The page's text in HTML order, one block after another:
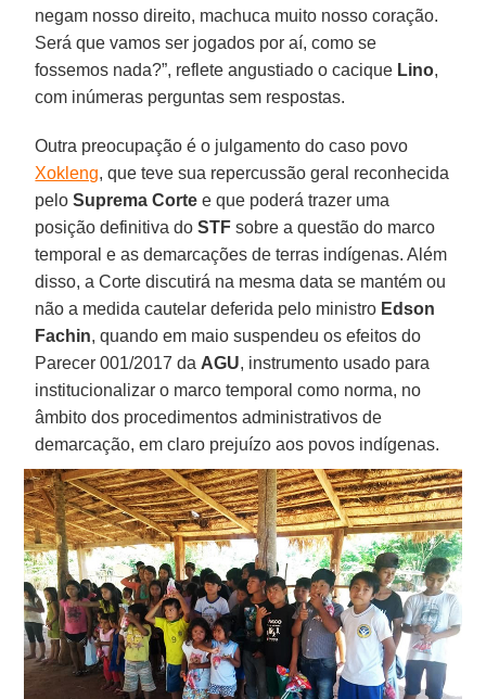
negam nosso direito, machuca muito nosso coração.
Será que vamos ser jogados por aí, como se
fossemos nada?”, reflete angustiado o cacique Lino,
com inúmeras perguntas sem respostas.
Outra preocupação é o julgamento do caso povo
Xokleng, que teve sua repercussão geral reconhecida
peloSuprema Corte e que poderá trazer uma
posição definitiva doSTF sobre a questão do marco
temporal e as demarcações de terras indígenas. Além
disso, a Corte discutirá na mesma data se mantém ou
não a medida cautelar deferida pelo ministro Edson
Fachin, quando em maio suspendeu os efeitos do
Parecer 001/2017 da AGU, instrumento usado para
institucionalizar o marco temporal como norma, no
âmbito dos procedimentos administrativos de
demarcação, em claro prejuízo aos povos indígenas.